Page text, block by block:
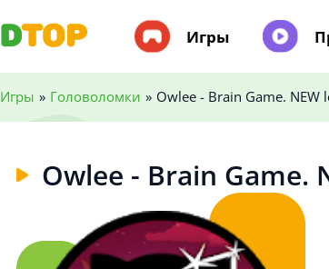
Игры
Игры » Головоломки » Owlee - Brain Game. NEW
Owlee - Brain Game.